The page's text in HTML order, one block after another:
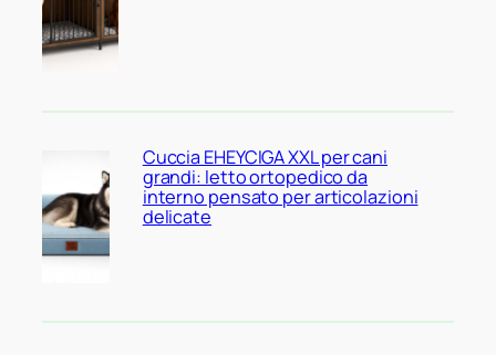
Cuccia EHEYCIGA XXL per cani
grandi: letto ortopedico da
interno pensato per articolazioni
delicate